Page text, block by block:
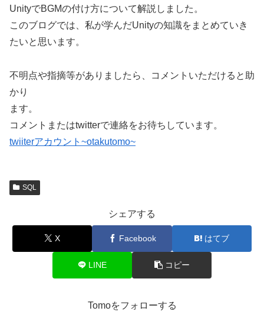
UnityでBGMの付け方について解説しました。
このブログでは、私が学んだUnityの知識をまとめていき
たいと思います。
不明点や指摘等がありましたら、コメントいただけると助
かり
ます。
コメントまたはtwitterで連絡をお待ちしています。
twiiterアカウント~otakutomo~
SQL
シェアする
X Facebook はてブ
LINE コピー
Tomoをフォローする